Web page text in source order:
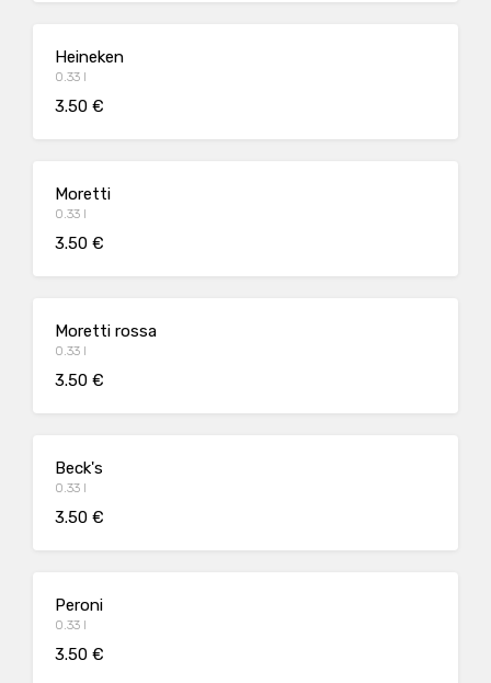
Heineken
0.33 l
3.50 €
Moretti
0.33 l
3.50 €
Moretti rossa
0.33 l
3.50 €
Beck's
0.33 l
3.50 €
Peroni
0.33 l
3.50 €